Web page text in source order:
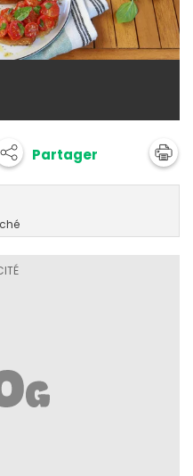
Partager